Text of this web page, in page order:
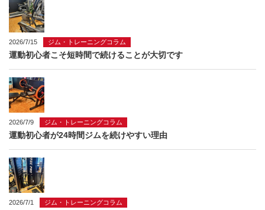
2026/7/15 ジム・トレーニングコラム
運動初心者こそ短時間で続けることが大切です
2026/7/9 ジム・トレーニングコラム
運動初心者が24時間ジムを続けやすい理由
2026/7/1 ジム・トレーニングコラム